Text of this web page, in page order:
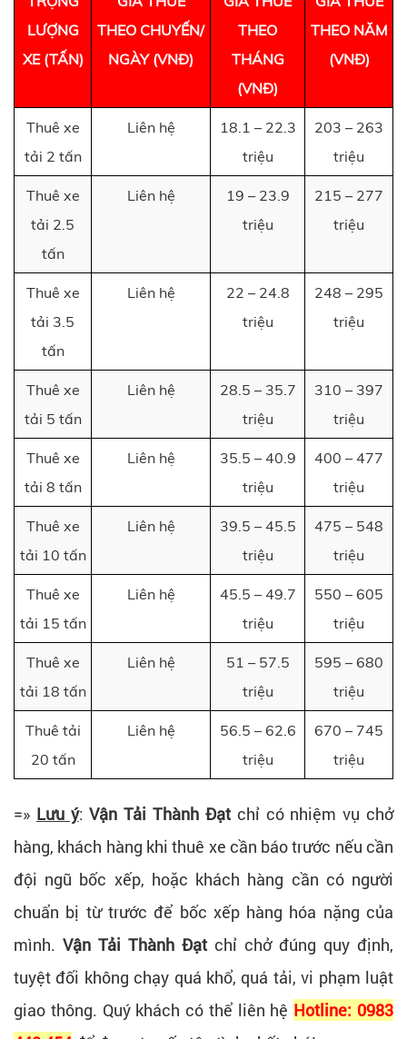
LƯỢNG
XE (TẤN)
THEO CHUYẾN/
NGÀY (VNĐ)
THEO
THÁNG
(VNĐ)
THEO NĂM
(VNĐ)
Thuê xe
tải 2 tấn
Liên hệ
18.1 – 22.3
triệu
203 – 263
triệu
Thuê xe
tải 2.5
tấn
Liên hệ
19 – 23.9
triệu
215 – 277
triệu
Thuê xe
tải 3.5
tấn
Liên hệ
22 – 24.8
triệu
248 – 295
triệu
Thuê xe
tải 5 tấn
Liên hệ
28.5 – 35.7
triệu
310 – 397
triệu
Thuê xe
tải 8 tấn
Liên hệ
35.5 – 40.9
triệu
400 – 477
triệu
Thuê xe
tải 10 tấn
Liên hệ
39.5 – 45.5
triệu
475 – 548
triệu
Thuê xe
tải 15 tấn
Liên hệ
45.5 – 49.7
triệu
550 – 605
triệu
Thuê xe
tải 18 tấn
Liên hệ
51 – 57.5
triệu
595 – 680
triệu
Thuê tải
20 tấn
Liên hệ
56.5 – 62.6
triệu
670 – 745
triệu
=» Lưu ý:Vận Tải Thành Đạtchỉ có nhiệm vụ chở
hàng, khách hàng khi thuê xe cần báo trước nếu cần
đội ngũ bốc xếp, hoặc khách hàng cần có người
chuẩn bị từ trước để bốc xếp hàng hóa nặng của
mình. Vận Tải Thành Đạt chỉ chở đúng quy định,
tuyệt đối không chạy quá khổ, quá tải, vi phạm luật
giao thông. Quý khách có thể liên hệ Hotline: 0983